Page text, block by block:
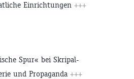
Einrichtungen +++
Spur« bei Skripal-
und Propaganda +++